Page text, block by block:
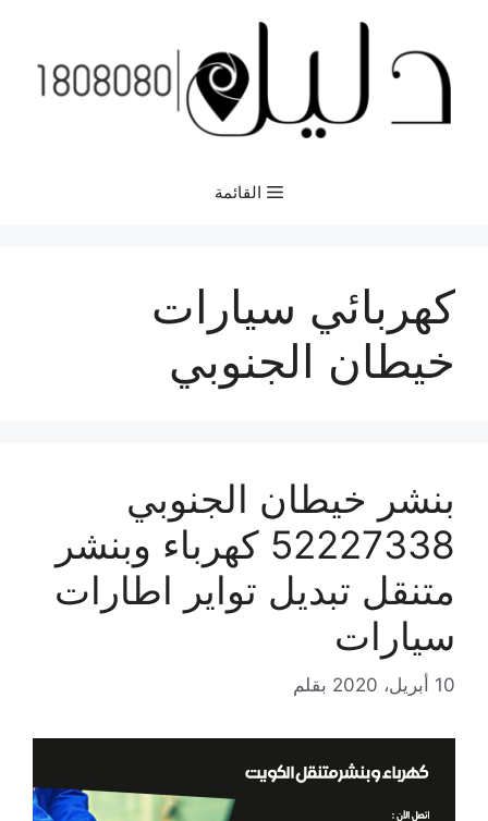
المحتوى
القائمة
كهربائي سيارات
خيطان الجنوبي
بنشر خيطان الجنوبي
52227338 كهرباء وبنشر
متنقل تبديل تواير اطارات
سيارات
10 أبريل، 2020 بقلم